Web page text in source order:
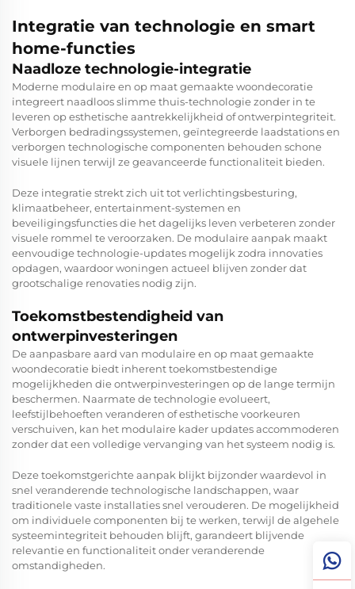
Integratie van technologie en smart
home-functies
Naadloze technologie-integratie
Moderne modulaire en op maat gemaakte woondecoratie
integreert naadloos slimme thuis-technologie zonder in te
leveren op esthetische aantrekkelijkheid of ontwerpintegriteit.
Verborgen bedradingssystemen, geïntegreerde laadstations en
verborgen technologische componenten behouden schone
visuele lijnen terwijl ze geavanceerde functionaliteit bieden.
Deze integratie strekt zich uit tot verlichtingsbesturing,
klimaatbeheer, entertainment-systemen en
beveiligingsfuncties die het dagelijks leven verbeteren zonder
visuele rommel te veroorzaken. De modulaire aanpak maakt
eenvoudige technologie-updates mogelijk zodra innovaties
opdagen, waardoor woningen actueel blijven zonder dat
grootschalige renovaties nodig zijn.
Toekomstbestendigheid van
ontwerpinvesteringen
De aanpasbare aard van modulaire en op maat gemaakte
woondecoratie biedt inherent toekomstbestendige
mogelijkheden die ontwerpinvesteringen op de lange termijn
beschermen. Naarmate de technologie evolueert,
leefstijlbehoeften veranderen of esthetische voorkeuren
verschuiven, kan het modulaire kader updates accommoderen
zonder dat een volledige vervanging van het systeem nodig is.
Deze toekomstgerichte aanpak blijkt bijzonder waardevol in
snel veranderende technologische landschappen, waar
traditionele vaste installaties snel verouderen. De mogelijkheid
om individuele componenten bij te werken, terwijl de algehele
systeemintegriteit behouden blijft, garandeert blijvende
relevantie en functionaliteit onder veranderende
omstandigheden.